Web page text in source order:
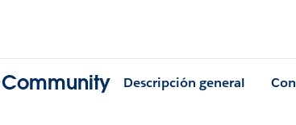
Descripción general